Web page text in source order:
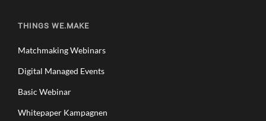
THINGS WE.MAKE
Matchmaking Webinars
Digital Managed Events
Basic Webinar
Whitepaper Kampagnen